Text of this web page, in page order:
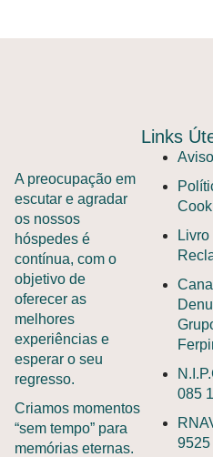
A preocupação em
escutar e agradar
os nossos
hóspedes é
contínua, com o
objetivo de
oferecer as
melhores
experiências e
esperar o seu
regresso.
Criamos momentos
“sem tempo” para
memórias eternas.
Links
Livro
085
9525